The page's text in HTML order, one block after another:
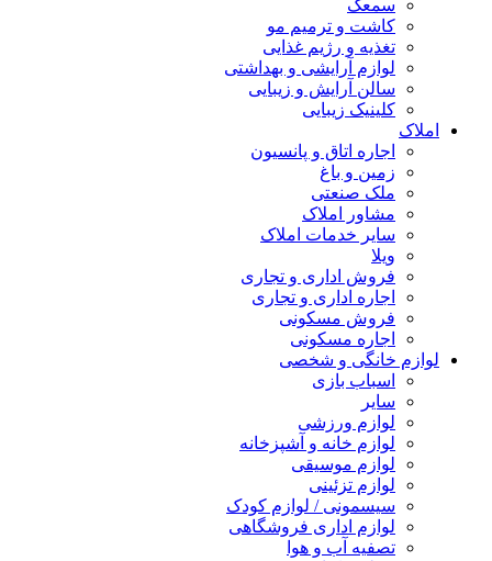
سمعک
کاشت و ترمیم مو
تغذیه و رژیم غذایی
لوازم آرایشی و بهداشتی
سالن آرایش و زیبایی
کلینیک زیبایی
املاک
اجاره اتاق و پانسیون
زمین و باغ
ملک صنعتی
مشاور املاک
سایر خدمات املاک
ویلا
فروش اداری و تجاری
اجاره اداری و تجاری
فروش مسکونی
اجاره مسکونی
لوازم خانگی و شخصی
اسباب بازی
سایر
لوازم ورزشی
لوازم خانه و آشپزخانه
لوازم موسیقی
لوازم تزئینی
سیسمونی / لوازم کودک
لوازم اداری فروشگاهی
تصفیه آب و هوا